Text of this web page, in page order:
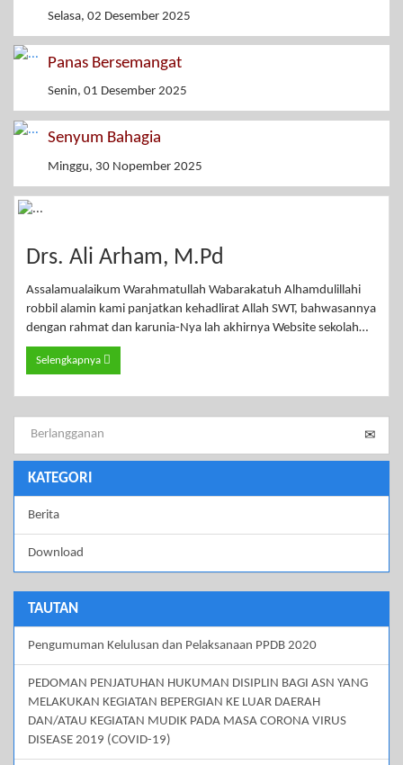
Selasa, 02 Desember 2025
Panas Bersemangat
Senin, 01 Desember 2025
Senyum Bahagia
Minggu, 30 Nopember 2025
Drs. Ali Arham, M.Pd
Assalamualaikum Warahmatullah Wabarakatuh Alhamdulillahi
robbil alamin kami panjatkan kehadlirat Allah SWT, bahwasannya
dengan rahmat dan karunia-Nya lah akhirnya Website sekolah…
Selengkapnya
KATEGORI
Berita
Download
TAUTAN
Pengumuman Kelulusan dan Pelaksanaan PPDB 2020
PEDOMAN PENJATUHAN HUKUMAN DISIPLIN BAGI ASN YANG
MELAKUKAN KEGIATAN BEPERGIAN KE LUAR DAERAH
DAN/ATAU KEGIATAN MUDIK PADA MASA CORONA VIRUS
DISEASE 2019 (COVID-19)